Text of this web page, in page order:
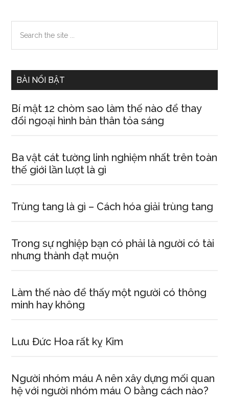
Primary
Sidebar
the
BÀI NỔI BẬT
Bí mật 12 chòm sao làm thế nào để thay
đổi ngoại hình bản thân tỏa sáng
Ba vật cát tường linh nghiệm nhất trên toàn
thế giới lần lượt là gì
Trùng tang là gì – Cách hóa giải trùng tang
Trong sự nghiệp bạn có phải là người có tài
nhưng thành đạt muộn
Làm thế nào để thấy một người có thông
minh hay không
Lưu Đức Hoa rất kỵ Kim
Người nhóm máu A nên xây dựng mối quan
hệ với người nhóm máu O bằng cách nào?